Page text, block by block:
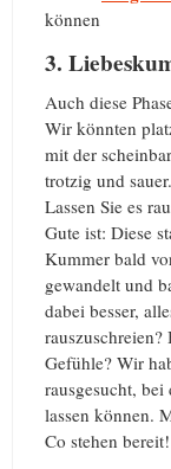
können
3.
Auch diese
Wir könnten
mit der
trotzig und
Lassen Sie es
Gute ist: Diese
Kummer bald
gewandelt und
dabei besser,
Gefühle? Wir
rausgesucht,
lassen können.
Co stehen bereit!